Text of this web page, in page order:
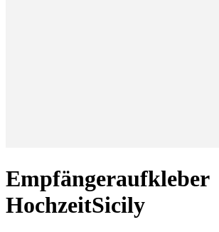
Empfängeraufkleber
HochzeitSicily